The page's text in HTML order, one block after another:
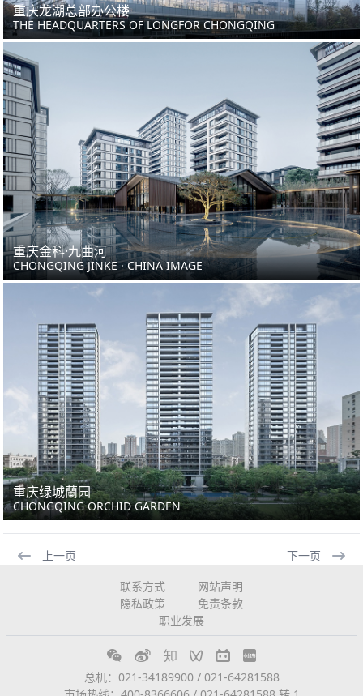
重庆龙湖总部办公楼
THE HEADQUARTERS OF LONGFOR CHONGQING
重庆金科·九曲河
CHONGQING JINKE · CHINA IMAGE
重庆绿城蘭园
CHONGQING ORCHID GARDEN
上一页
下一页
联系方式
网站声明
隐私政策
免责条款
职业发展
总机：021-34189900 / 021-64281588